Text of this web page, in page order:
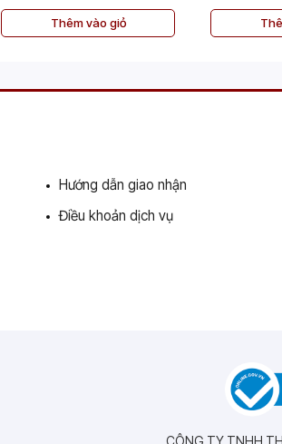
Thêm vào giỏ
Hướng dẫn giao nhận
Điều khoản dịch vụ
CÔNG TY TNHH